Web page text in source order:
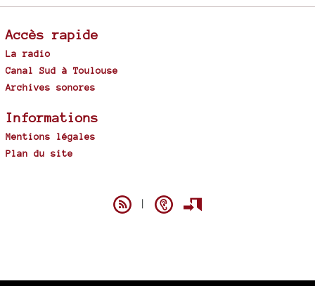
Accès rapide
La radio
Canal Sud à Toulouse
Archives sonores
Informations
Mentions légales
Plan du site
|